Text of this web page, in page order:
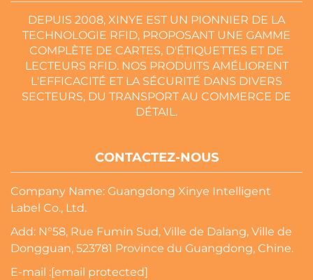
DEPUIS 2008, XINYE EST UN PIONNIER DE LA
TECHNOLOGIE RFID, PROPOSANT UNE GAMME
COMPLÈTE DE CARTES, D'ÉTIQUETTES ET DE
LECTEURS RFID. NOS PRODUITS AMÉLIORENT
L'EFFICACITÉ ET LA SÉCURITÉ DANS DIVERS
SECTEURS, DU TRANSPORT AU COMMERCE DE
DÉTAIL.
CONTACTEZ-NOUS
Company Name: Guangdong Xinye Intelligent
Label Co., Ltd.
Add: N°58, Rue Fumin Sud, Ville de Dalang, Ville de
Dongguan, 523781 Province du Guangdong, Chine.
E-mail :[email protected]